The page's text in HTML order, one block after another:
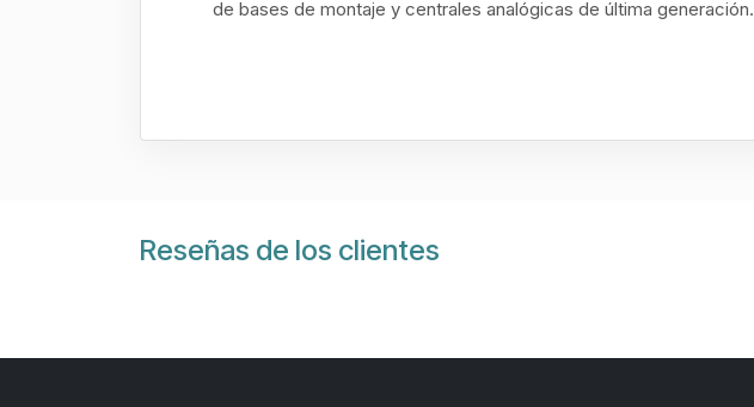
de bases de montaje y centrales analógicas de última generación.
Reseñas de los clientes